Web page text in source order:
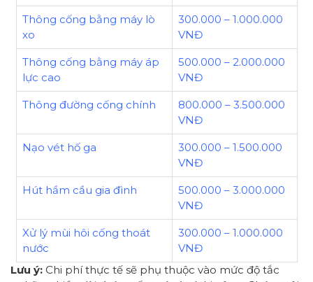
Thông cống bằng máy lò
xo
300.000 – 1.000.000
VNĐ
Thông cống bằng máy áp
lực cao
500.000 – 2.000.000
VNĐ
Thông đường cống chính
800.000 – 3.500.000
VNĐ
Nạo vét hố ga
300.000 – 1.500.000
VNĐ
Hút hầm cầu gia đình
500.000 – 3.000.000
VNĐ
Xử lý mùi hôi cống thoát
nước
300.000 – 1.000.000
VNĐ
Lưu ý: Chi phí thực tế sẽ phụ thuộc vào mức độ tắc